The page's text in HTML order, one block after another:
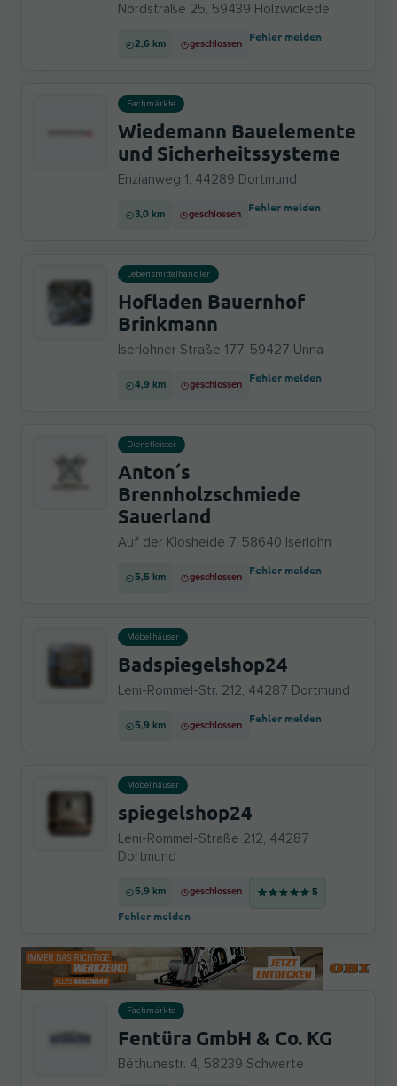
Nordstraße 25, 59439 Holzwickede
2,6 km geschlossen
Fehler melden
Fachmärkte
Wiedemann Bauelemente
und Sicherheitssysteme
Enzianweg 1, 44289 Dortmund
3,0 km geschlossen
Fehler melden
Lebensmittelhändler
Hofladen Bauernhof
Brinkmann
Iserlohner Straße 177, 59427 Unna
4,9 km geschlossen
Fehler melden
Dienstleister
Anton´s
Brennholzschmiede
Sauerland
Auf der Klosheide 7, 58640 Iserlohn
5,5 km geschlossen
Fehler melden
Möbelhäuser
Badspiegelshop24
Leni-Rommel-Str. 212, 44287 Dortmund
5,9 km geschlossen
Fehler melden
Möbelhäuser
spiegelshop24
Leni-Rommel-Straße 212, 44287
Dortmund
5,9 km geschlossen 5
Fehler melden
Fachmärkte
Fentüra GmbH & Co. KG
Béthunestr. 4, 58239 Schwerte